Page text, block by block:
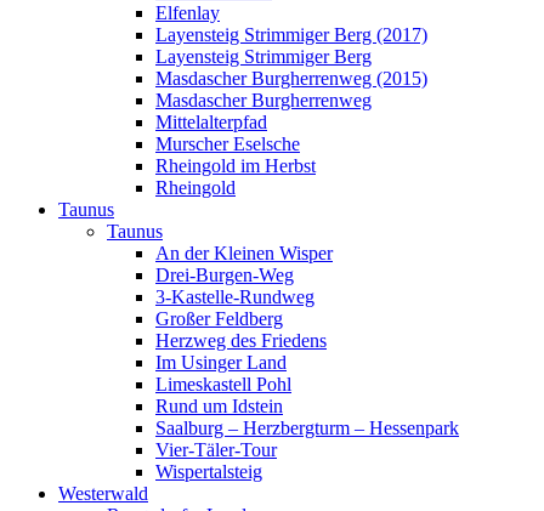
Elfenlay
Layensteig Strimmiger Berg (2017)
Layensteig Strimmiger Berg
Masdascher Burgherrenweg (2015)
Masdascher Burgherrenweg
Mittelalterpfad
Murscher Eselsche
Rheingold im Herbst
Rheingold
Taunus
Taunus
An der Kleinen Wisper
Drei-Burgen-Weg
3-Kastelle-Rundweg
Großer Feldberg
Herzweg des Friedens
Im Usinger Land
Limeskastell Pohl
Rund um Idstein
Saalburg – Herzbergturm – Hessenpark
Vier-Täler-Tour
Wispertalsteig
Westerwald